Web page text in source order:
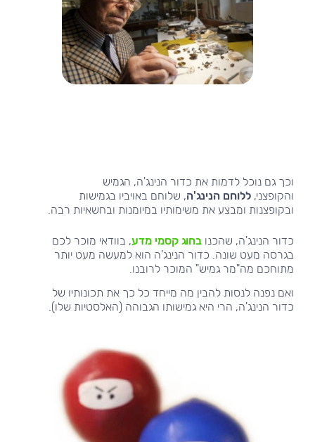
וכך גם נוכל לדמות את כדור הנינג'ה, הגמיש
והקופצני, ללוחם הנינג'ה, שלוחם באויביו בגמישות
ובקופצנות ומבצע את משימותיו במיומנות ובחשאיות רבה.
כדור הנינג'ה, שהכנו בחוג קסמי מדע, בוודאי מוכר לכם
בגרסה מעט שונה. כדור הנינג'ה הוא למעשה מעט יותר
מתוחכם מה"מר גמיש" המוכר לרובנו.
ואם נפנה לנסות להבין מה מייחד כל כך את תכונותיו של
כדור הנינג'ה, הרי היא גמישותו הגבוהה (האלסטיות שלו).